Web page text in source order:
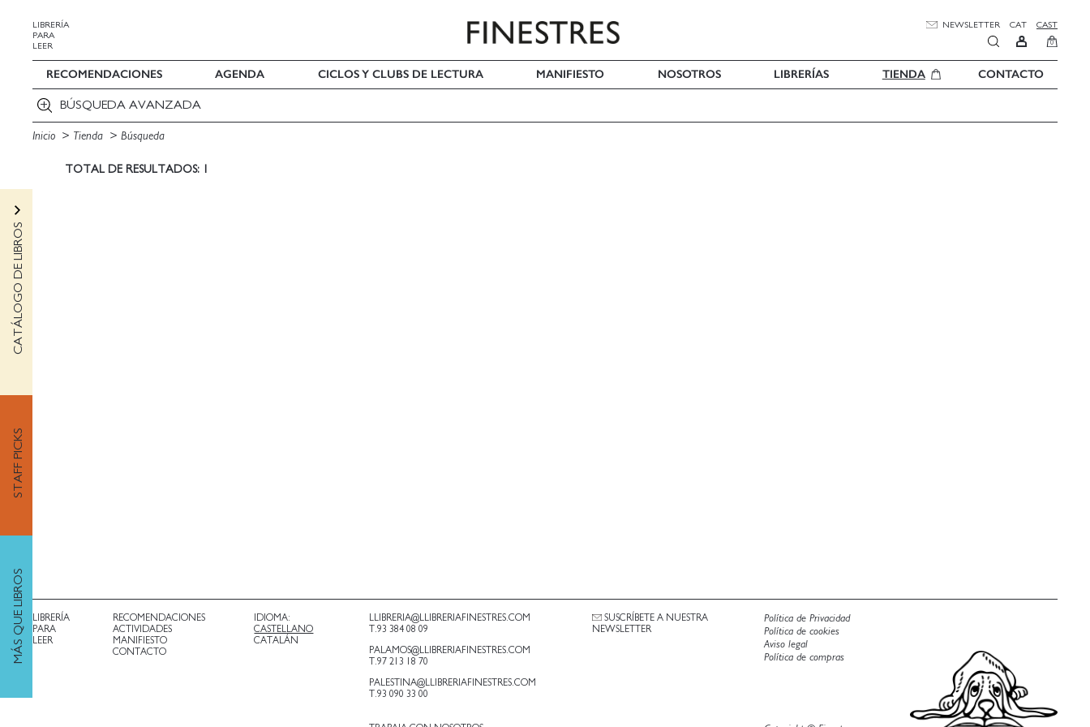
LIBRERÍA
PARA
LEER
NEWSLETTER CAT CAST
0
RECOMENDACIONES AGENDA CICLOS Y CLUBS DE LECTURA MANIFIESTO NOSOTROS LIBRERÍAS TIENDA CONTACTO
BÚSQUEDA AVANZADA
Inicio Tienda Búsqueda
TOTAL DE RESULTADOS: 1
CATÁLOGO DE LIBROS
STAFF PICKS
MÁS QUE LIBROS
LIBRERÍA
PARA
LEER
RECOMENDACIONES
ACTIVIDADES
MANIFIESTO
CONTACTO
IDIOMA:
CASTELLANO
CATALÁN
LLIBRERIA@LLIBRERIAFINESTRES.COM
T.93 384 08 09
PALAMOS@LLIBRERIAFINESTRES.COM
T.97 213 18 70
PALESTINA@LLIBRERIAFINESTRES.COM
T.93 090 33 00
SUSCRÍBETE A NUESTRA
NEWSLETTER
Política de Privacidad
Política de cookies
Aviso legal
Política de compras